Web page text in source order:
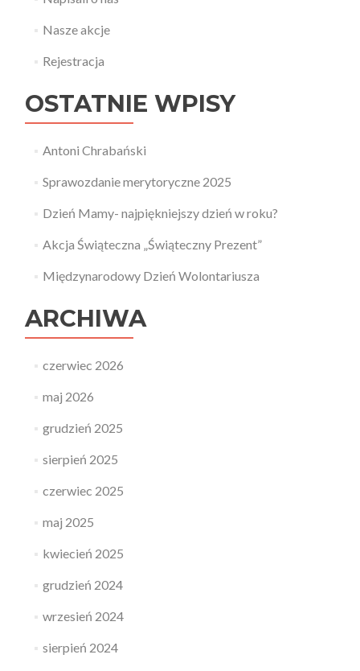
Nasze akcje
Rejestracja
OSTATNIE WPISY
Antoni Chrabański
Sprawozdanie merytoryczne 2025
Dzień Mamy- najpiękniejszy dzień w roku?
Akcja Świąteczna „Świąteczny Prezent”
Międzynarodowy Dzień Wolontariusza
ARCHIWA
czerwiec 2026
maj 2026
grudzień 2025
sierpień 2025
czerwiec 2025
maj 2025
kwiecień 2025
grudzień 2024
wrzesień 2024
sierpień 2024